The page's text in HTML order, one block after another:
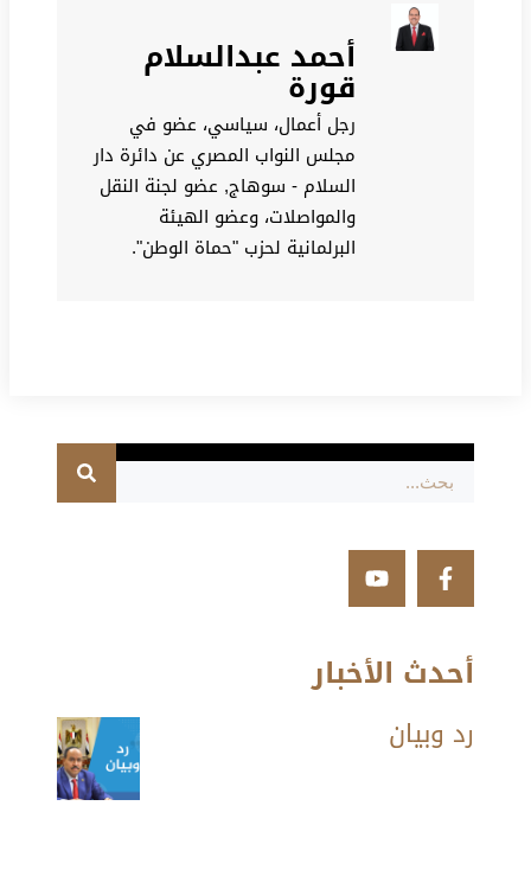
أحمد عبدالسلام
قورة
رجل أعمال، سياسي، عضو في
مجلس النواب المصري عن دائرة دار
السلام - سوهاج, عضو لجنة النقل
والمواصلات، وعضو الهيئة
البرلمانية لحزب "حماة الوطن".
أحدث الأخبار
رد وبيان